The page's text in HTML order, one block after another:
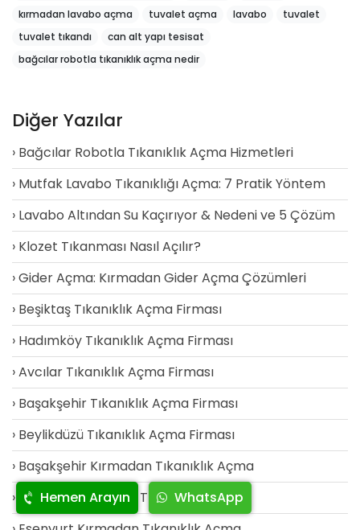
kırmadan lavabo açma
tuvalet açma lavabo
tuvalet
tuvalet tıkandı
can alt yapı tesisat
bağcılar robotla tıkanıklık açma nedir
Diğer Yazılar
Bağcılar Robotla Tıkanıklık Açma Hizmetleri
Mutfak Lavabo Tıkanıklığı Açma: 7 Pratik Yöntem
Lavabo Altından Su Kaçırıyor & Nedeni ve 5 Çözüm
Klozet Tıkanması Nasıl Açılır?
Gider Açma: Kırmadan Gider Açma Çözümleri
Beşiktaş Tıkanıklık Açma Firması
Hadımköy Tıkanıklık Açma Firması
Avcılar Tıkanıklık Açma Firması
Başakşehir Tıkanıklık Açma Firması
Beylikdüzü Tıkanıklık Açma Firması
Başakşehir Kırmadan Tıkanıklık Açma
Bağcılar Kırmadan Tıkanıklık Açma
Hemen Arayın WhatsApp